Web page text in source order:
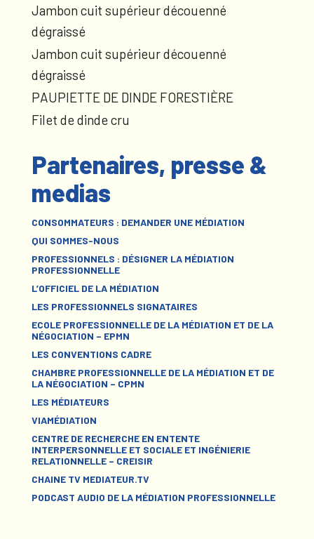
Jambon cuit supérieur découenné
dégraissé
Jambon cuit supérieur découenné
dégraissé
PAUPIETTE DE DINDE FORESTIÈRE
Filet de dinde cru
Partenaires, presse &
medias
CONSOMMATEURS : DEMANDER UNE MÉDIATION
QUI SOMMES-NOUS
PROFESSIONNELS : DÉSIGNER LA MÉDIATION
PROFESSIONNELLE
L’OFFICIEL DE LA MÉDIATION
LES PROFESSIONNELS SIGNATAIRES
ECOLE PROFESSIONNELLE DE LA MÉDIATION ET DE LA
NÉGOCIATION – EPMN
LES CONVENTIONS CADRE
CHAMBRE PROFESSIONNELLE DE LA MÉDIATION ET DE
LA NÉGOCIATION – CPMN
LES MÉDIATEURS
VIAMÉDIATION
CENTRE DE RECHERCHE EN ENTENTE
INTERPERSONNELLE ET SOCIALE ET INGÉNIERIE
RELATIONNELLE – CREISIR
CHAINE TV MEDIATEUR.TV
PODCAST AUDIO DE LA MÉDIATION PROFESSIONNELLE